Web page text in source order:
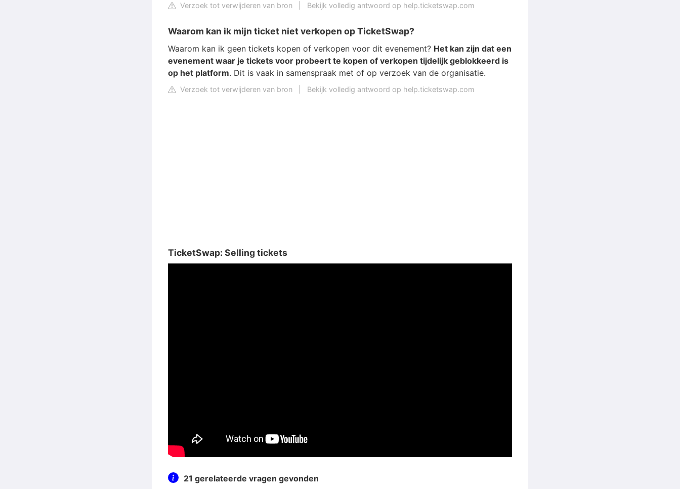
Verzoek tot verwijderen van bron Bekijk volledig antwoord op help.ticketswap.com
Waarom kan ik mijn ticket niet verkopen op TicketSwap?
Waarom kan ik geen tickets kopen of verkopen voor dit evenement? Het kan zijn dat een
evenement waar je tickets voor probeert te kopen of verkopen tijdelijk geblokkeerd is
op het platform. Dit is vaak in samenspraak met of op verzoek van de organisatie.
Verzoek tot verwijderen van bron Bekijk volledig antwoord op help.ticketswap.com
TicketSwap: Selling tickets
21 gerelateerde vragen gevonden